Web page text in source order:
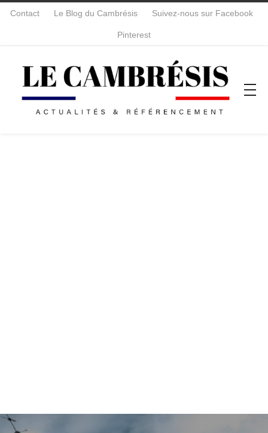
Contact Le Blog du Cambrésis Suivez-nous sur Facebook
Pinterest